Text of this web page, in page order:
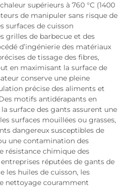
supérieurs à 760 °C (1400
de manipuler sans risque de
surfaces de cuisson
grilles de barbecue et des
d’ingénierie des matériaux
de tissage des fibres,
en maximisant la surface de
conserve une pleine
précise des aliments et
motifs antidérapants en
surface des gants assurent une
surfaces mouillées ou grasses,
dangereux susceptibles de
une contamination des
résistance chimique des
réputées de gants de
les huiles de cuisson, les
nettoyage couramment